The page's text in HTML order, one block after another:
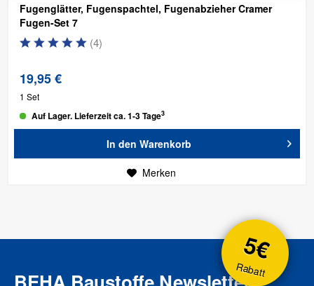
Fugenglätter, Fugenspachtel, Fugenabzieher Cramer
Fugen-Set 7
(4)
19,95 €
1 Set
Auf Lager. Lieferzeit ca. 1-3 Tage3
In den Warenkorb
Merken
5€
Rabatt